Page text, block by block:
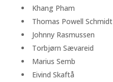
Khang Pham
Thomas Powell Schmidt
Johnny Rasmussen
Torbjørn Sævareid
Marius Semb
Eivind Skaftå